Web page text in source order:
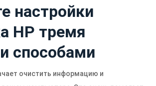
настройки
HP тремя
способами
очистить информацию и